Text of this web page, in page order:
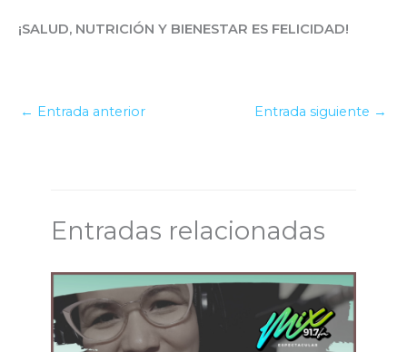
¡SALUD, NUTRICIÓN Y BIENESTAR ES FELICIDAD!
← Entrada anterior Entrada siguiente →
Entradas relacionadas